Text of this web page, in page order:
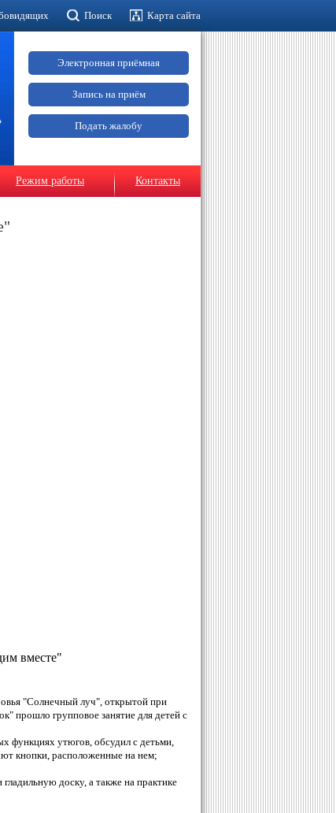
Поиск Карта сайта
Электронная приёмная
Запись на приём
Подать жалобу
Режим работы Контакты
вместе"
"Солнечный луч", открытой при
прошло групповое занятие для детей с
функциях утюгов, обсудил с детьми,
кнопки, расположенные на нем;
доску, а также на практике